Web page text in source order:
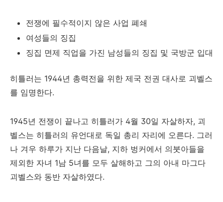
전쟁에 필수적이지 않은 사업 폐쇄
여성들의 징집
징집 면제 직업을 가진 남성들의 징집 및 국방군 입대
히틀러는 1944년 총력전을 위한 제국 전권 대사로 괴벨스
를 임명한다.
1945년 전쟁이 끝나고 히틀러가 4월 30일 자살하자, 괴
벨스는 히틀러의 유언대로 독일 총리 자리에 오른다. 그러
나 겨우 하루가 지난 다음날, 지하 벙커에서 의붓아들을
제외한 자녀 1남 5녀를 모두 살해하고 그의 아내 마그다
괴벨스와 동반 자살하였다.